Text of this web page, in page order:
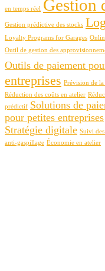
en temps réel Gestion
Gestion prédictive des stocks
Loyalty Programs for Garages
Outil de gestion des
Outils de paiement
entreprises Prévision de la
Réduction des coûts en atelier
prédictif Solutions de
pour petites entreprises
Stratégie digitale Suivi
anti-gaspillage Économie en atelier